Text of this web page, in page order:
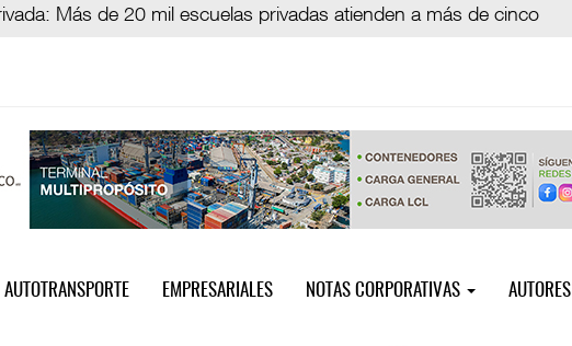
: Más de 20 mil escuelas privadas atienden a más de cinco
AUTOTRANSPORTE EMPRESARIALES NOTAS CORPORATIVAS AUTORES